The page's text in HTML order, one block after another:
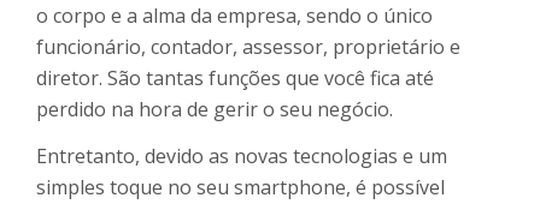
o corpo e a alma da empresa, sendo o único
funcionário, contador, assessor, proprietário e
diretor. São tantas funções que você fica até
perdido na hora de gerir o seu negócio.
Entretanto, devido as novas tecnologias e um
simples toque no seu smartphone, é possível